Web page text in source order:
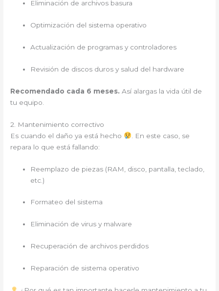
Eliminación de archivos basura
Optimización del sistema operativo
Actualización de programas y controladores
Revisión de discos duros y salud del hardware
Recomendado cada 6 meses. Así alargas la vida útil de
tu equipo.
2. Mantenimiento correctivo
Es cuando el daño ya está hecho
. En este caso, se
repara lo que está fallando:
Reemplazo de piezas (RAM, disco, pantalla, teclado,
etc.)
Formateo del sistema
Eliminación de virus y malware
Recuperación de archivos perdidos
Reparación de sistema operativo